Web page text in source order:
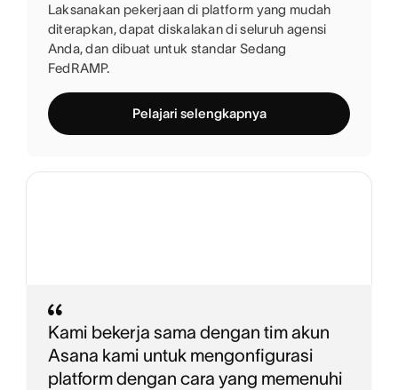
Laksanakan pekerjaan di platform yang mudah
diterapkan, dapat diskalakan di seluruh agensi
Anda, dan dibuat untuk standar Sedang
FedRAMP.
Pelajari selengkapnya
Kami bekerja sama dengan tim akun
Asana kami untuk mengonfigurasi
platform dengan cara yang memenuhi